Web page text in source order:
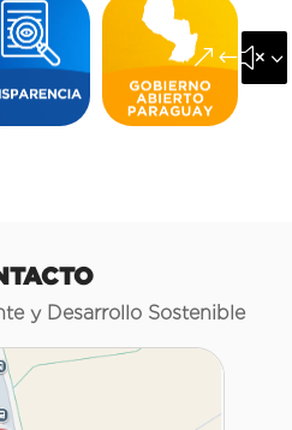
y Desarrollo Sostenible